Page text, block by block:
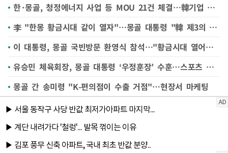
한·몽골, 청정에너지 사업 등 MOU 21건 체결…韓기업 진출 기반 마련
李 "한몽 황금시대 같이 열자"…몽골 대통령 "韓 제3의 이웃"
이 대통령, 몽골 국빈방문 환영식 참석…"황금시대 열어가자"(종합)
유승민 체육회장, 몽골 대통령 ‘우정훈장’ 수훈…스포츠 발전 기여
몽골 간 송미령 "K-편의점이 수출 거점"…현장서 마케팅